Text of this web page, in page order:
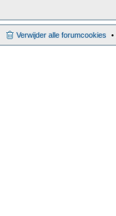
Verwijder alle forumcookies